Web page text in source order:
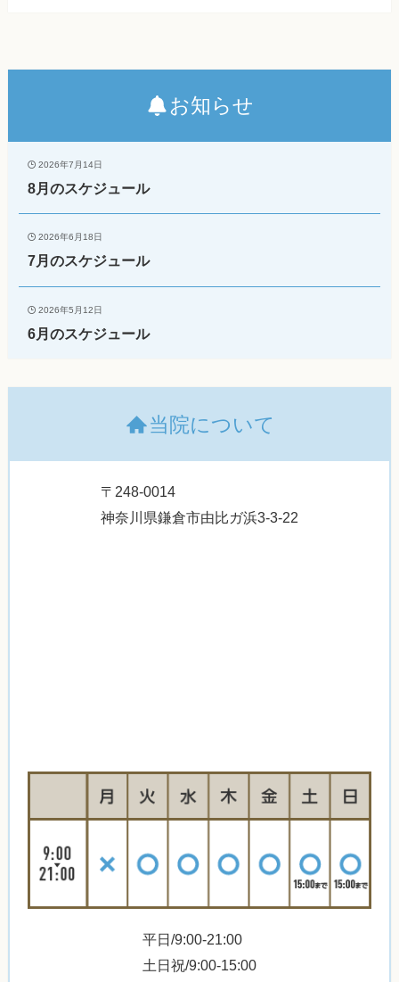
お知らせ
2026年7月14日
8月のスケジュール
2026年6月18日
7月のスケジュール
2026年5月12日
6月のスケジュール
当院について
〒248-0014
神奈川県鎌倉市由比ガ浜3-3-22
平日/9:00-21:00
土日祝/9:00-15:00